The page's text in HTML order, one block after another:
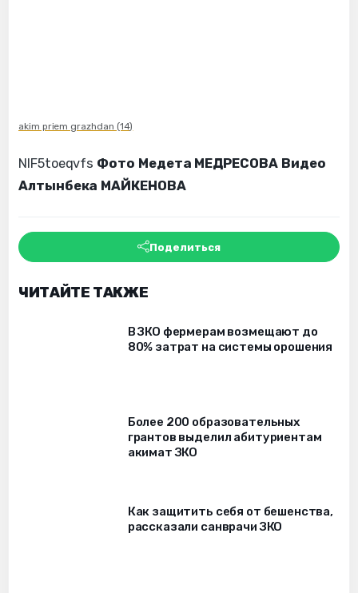
akim priem grazhdan (14)
NIF5toeqvfs Фото Медета МЕДРЕСОВА Видео
Алтынбека МАЙКЕНОВА
Поделиться
ЧИТАЙТЕ ТАКЖЕ
В ЗКО фермерам возмещают до
80% затрат на системы орошения
Более 200 образовательных
грантов выделил абитуриентам
акимат ЗКО
Как защитить себя от бешенства,
рассказали санврачи ЗКО